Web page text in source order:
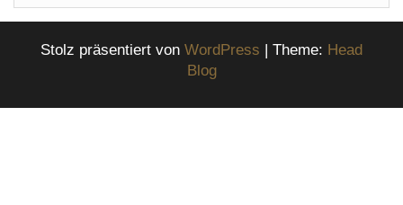
Stolz präsentiert von WordPress | Theme: Head
Blog